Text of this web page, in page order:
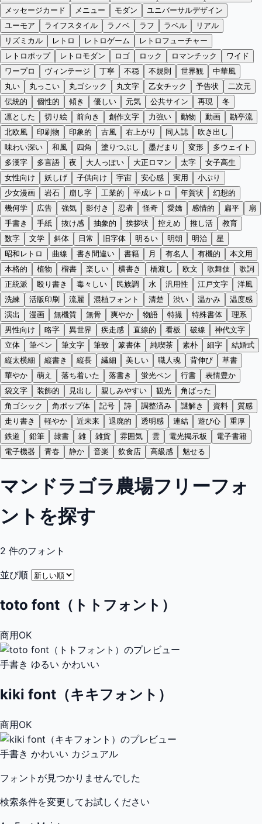
メッセージカード
メニュー モダン
ユニバーサルデザイン
ユーモア
ライフスタイル ラノベ ラフ ラベル
リアル
リズミカル
レトロ レトロゲーム
レトロフューチャー
レトロポップ
レトロモダン ロゴ ロック ロマンチック
ワイド
ワープロ
ヴィンテージ 丁寧 不穏 不規則 世界観
中華風
丸い
丸っこい 丸ゴシック 丸文字 乙女チック 予告状
二次元
伝統的
個性的 傾き 優しい 元気 公共サイン 再現
冬
凛とした
切り絵 前向き 創作文字 力強い 動物 動画
勘亭流
北欧風
印刷物 印象的 古風 右上がり 同人誌
吹き出し
味わい深い
和風 四角 塗りつぶし 墨だまり 変形
多ウェイト
多漢字
多言語 夜 大人っぽい 大正ロマン 太字
女子高生
女性向け
妖しげ 子供向け 宇宙 安心感 実用
小ぶり
少女漫画
岩石 崩し字 工業的 平成レトロ 年賀状
幻想的
幾何学
広告 強気 影付き 忍者 怪奇 愛嬌 感情的 扁平
扇
手書き
手紙 抜け感 抽象的 挨拶状 控えめ 推し活
教育
数字
文学 斜体 日常 旧字体 明るい 明朝 明治
星
昭和レトロ
曲線 書き間違い 書籍 月 有名人 有機的
本文用
本格的
植物 楷書 楽しい 横書き 橋渡し 欧文 歌舞伎
歌詞
正統派
殴り書き 毒々しい 民族調 水 汎用性 江戸文字
洋風
洗練
活版印刷 流麗 混植フォント 清楚 渋い 温かみ
温度感
演出
漫画 無機質 無骨 爽やか 物語 特撮 特殊書体
理系
男性向け
略字 異世界 疾走感 直線的 看板 破線
神代文字
立体
筆ペン 筆文字 筆致 篆書体 純喫茶 素朴 細字
結婚式
縦太横細
縦書き 縦長 繊細 美しい 職人魂 背伸び
草書
華やか
萌え 落ち着いた 落書き 蛍光ペン 行書
表情豊か
袋文字
装飾的 見出し 親しみやすい 観光
角ばった
角ゴシック
角ポップ体 記号 詩 調整済み 謎解き 資料
質感
走り書き
軽やか 近未来 退廃的 透明感 連結 遊び心
重厚
鉄道
鉛筆 隷書 雑 雑貨 雰囲気 雲 電光掲示板
電子書籍
電子機器
青春 静か 音楽 飲食店 高級感 魅せる
マンドラゴラ農場フリーフォ
ントを探す
2 件のフォント
並び順
toto font（トトフォント）
商用OK
手書き ゆるい かわいい
kiki font（キキフォント）
商用OK
手書き かわいい カジュアル
フォントが見つかりませんでした
検索条件を変更してお試しください